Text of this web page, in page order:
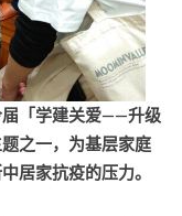
届「学建关爱——升级
之一，为基层家庭
居家抗疫的压力。